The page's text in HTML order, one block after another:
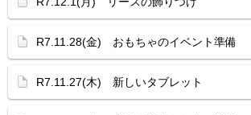
R7.11.28(金) おもちゃのイベント準備
R7.11.27(木) 新しいタブレット